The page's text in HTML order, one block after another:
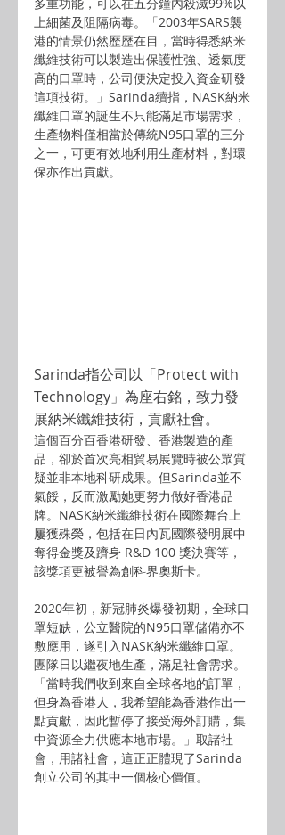
上細菌及阻隔病毒。「2003年SARS襲
港的情景仍然歷歷在目，當時得悉納米
纖維技術可以製造出保護性強、透氣度
高的口罩時，公司便決定投入資金研發
這項技術。」Sarinda續指，NASK納米
纖維口罩的誕生不只能滿足市場需求，
生產物料僅相當於傳統N95口罩的三分
之一，可更有效地利用生產材料，對環
保亦作出貢獻。
Sarinda指公司以「Protect with
Technology」為座右銘，致力發
展納米纖維技術，貢獻社會。
這個百分百香港研發、香港製造的產
品，卻於首次亮相貿易展覽時被公眾質
疑並非本地科研成果。但Sarinda並不
氣餒，反而激勵她更努力做好香港品
牌。NASK納米纖維技術在國際舞台上
屢獲殊榮，包括在日內瓦國際發明展中
奪得金獎及躋身 R&D 100 獎決賽等，
該獎項更被譽為創科界奧斯卡。
2020年初，新冠肺炎爆發初期，全球口
罩短缺，公立醫院的N95口罩儲備亦不
敷應用，遂引入NASK納米纖維口罩。
團隊日以繼夜地生產，滿足社會需求。
「當時我們收到來自全球各地的訂單，
但身為香港人，我希望能為香港作出一
點貢獻，因此暫停了接受海外訂購，集
中資源全力供應本地市場。」取諸社
會，用諸社會，這正正體現了Sarinda
創立公司的其中一個核心價值。